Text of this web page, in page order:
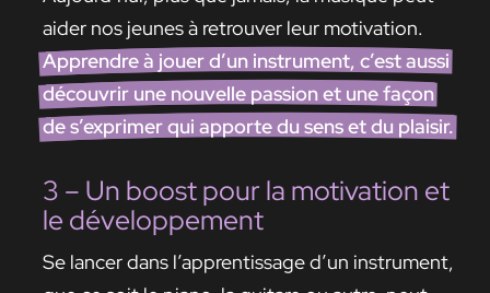
aider nos jeunes à retrouver leur motivation.
Apprendre à jouer d’un instrument, c’est aussi
découvrir une nouvelle passion et une façon
de s’exprimer qui apporte du sens et du plaisir.
3 – Un boost pour la motivation et
le développement
Se lancer dans l’apprentissage d’un instrument,